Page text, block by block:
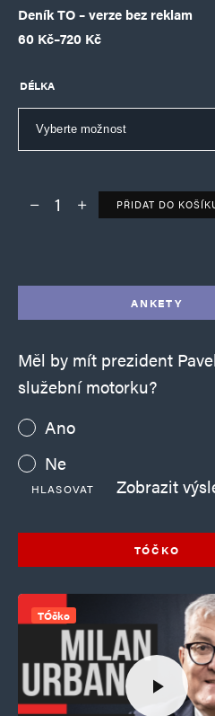
Deník TO – verze bez reklam
60 Kč–720 Kč
Rozpětí cen: 60 Kč až 720 Kč
DÉLKA
Deník TO – verze bez reklam
PŘIDAT DO
ANKETY
Měl by mít prezident
služební motorku?
Ano
Ne
HLASOVAT Zobrazit
TÓČKO
TÓčko